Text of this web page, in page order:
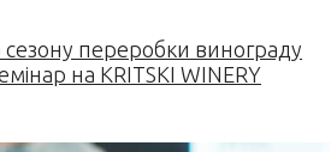
сезону переробки винограду
на KRITSKI WINERY